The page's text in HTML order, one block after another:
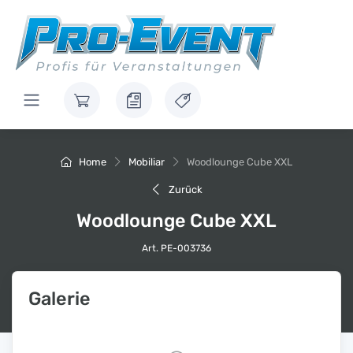
Home Mobiliar Woodlounge Cube XXL
Zurück
Woodlounge Cube XXL
Art. PE-003736
Galerie